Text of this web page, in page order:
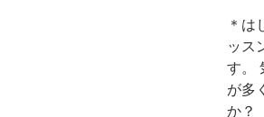
＊は
ッス
す。
が多
か？